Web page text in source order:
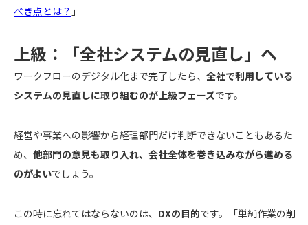
べき点とは？ 」
上級：「全社システムの見直し」へ
ワークフローのデジタル化まで完了したら、 全社で利用している
システムの見直しに取り組むのが上級フェーズです。
経営や事業への影響から経理部門だけ判断できないこともあるた
め、 他部門の意見も取り入れ、会社全体を巻き込みながら進める
のがよいでしょう。
この時に忘れてはならないのは、 DXの目的です。「単純作業の削